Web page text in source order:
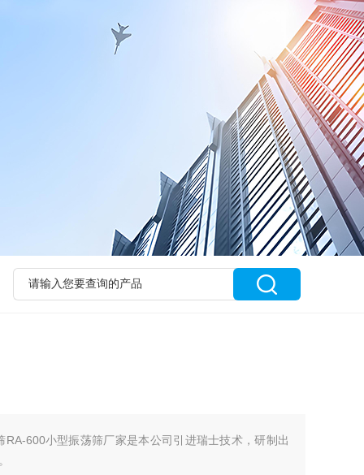
600小型振荡筛厂家是本公司引进瑞士技术，研制出